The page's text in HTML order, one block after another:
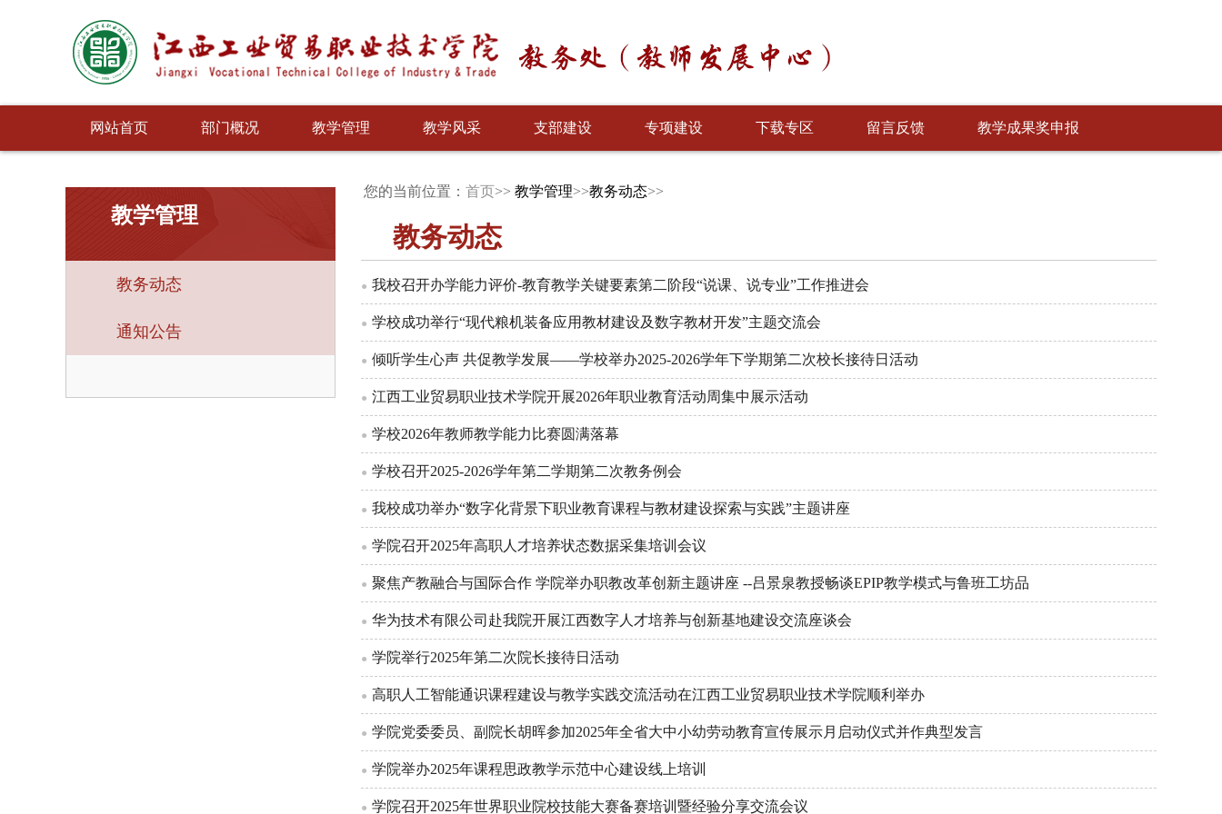
网站首页 部门概况 教学管理 教学风采 支部建设 专项建设 下载专区 留言反馈 教学成果奖申报
教学管理
教务动态
通知公告
您的当前位置： 首页>> 教学管理>>教务动态>>
教务动态
● 我校召开办学能力评价-教育教学关键要素第二阶段“说课、说专业”工作推进会
● 学校成功举行“现代粮机装备应用教材建设及数字教材开发”主题交流会
● 倾听学生心声 共促教学发展——学校举办2025-2026学年下学期第二次校长接待日活动
● 江西工业贸易职业技术学院开展2026年职业教育活动周集中展示活动
● 学校2026年教师教学能力比赛圆满落幕
● 学校召开2025-2026学年第二学期第二次教务例会
● 我校成功举办“数字化背景下职业教育课程与教材建设探索与实践”主题讲座
● 学院召开2025年高职人才培养状态数据采集培训会议
● 聚焦产教融合与国际合作 学院举办职教改革创新主题讲座 --吕景泉教授畅谈EPIP教学模式与鲁班工坊品
● 华为技术有限公司赴我院开展江西数字人才培养与创新基地建设交流座谈会
● 学院举行2025年第二次院长接待日活动
● 高职人工智能通识课程建设与教学实践交流活动在江西工业贸易职业技术学院顺利举办
● 学院党委委员、副院长胡晖参加2025年全省大中小幼劳动教育宣传展示月启动仪式并作典型发言
● 学院举办2025年课程思政教学示范中心建设线上培训
● 学院召开2025年世界职业院校技能大赛备赛培训暨经验分享交流会议